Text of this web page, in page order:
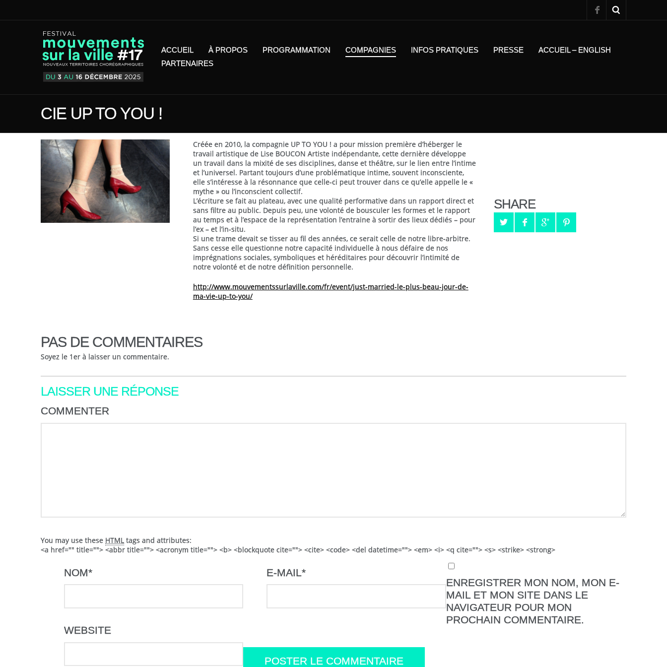
ACCUEIL À PROPOS PROGRAMMATION COMPAGNIES INFOS PRATIQUES PRESSE
ACCUEIL – ENGLISH
PARTENAIRES
CIE UP TO YOU !
Créée en 2010, la compagnie UP TO YOU ! a pour mission première d’héberger le
travail artistique de Lise BOUCON Artiste indépendante, cette dernière développe
un travail dans la mixité de ses disciplines, danse et théâtre, sur le lien entre l’intime
et l’universel. Partant toujours d’une problématique intime, souvent inconsciente,
elle s’intéresse à la résonnance que celle-ci peut trouver dans ce qu’elle appelle le «
mythe » ou l’inconscient collectif.
L’écriture se fait au plateau, avec une qualité performative dans un rapport direct et
sans filtre au public. Depuis peu, une volonté de bousculer les formes et le rapport
au temps et à l’espace de la représentation l’entraine à sortir des lieux dédiés – pour
l’ex – et l’in-situ.
Si une trame devait se tisser au fil des années, ce serait celle de notre libre-arbitre.
Sans cesse elle questionne notre capacité individuelle à nous défaire de nos
imprégnations sociales, symboliques et héréditaires pour découvrir l’intimité de
notre volonté et de notre définition personnelle.
http://www.mouvementssurlaville.com/fr/event/just-married-le-plus-beau-jour-de-
ma-vie-up-to-you/
SHARE
PAS DE COMMENTAIRES
Soyez le 1er à laisser un commentaire.
LAISSER UNE RÉPONSE
COMMENTER
You may use these HTML tags and attributes:
<a href="" title=""> <abbr title=""> <acronym title=""> <b> <blockquote cite=""> <cite> <code> <del datetime=""> <em> <i> <q cite=""> <s> <strike> <strong>
NOM* E-MAIL*
WEBSITE
ENREGISTRER MON NOM, MON E-
MAIL ET MON SITE DANS LE
NAVIGATEUR POUR MON
PROCHAIN COMMENTAIRE.